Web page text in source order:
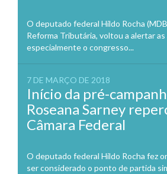
O deputado federal Hildo Rocha
Reforma Tributária, voltou a alertar
especialmente o congresso...
7 DE MARÇO DE 2018
Início da pré-
Roseana Sarney
Câmara Federal
O deputado federal Hildo Rocha fez
ser considerado o ponto de partida